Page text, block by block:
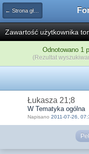
← Strona główna
Zawartość użytkownika
Odnotowano 1
(Rezultat
Łukasza 21;8
W Tematyka ogólna
Napisano 2011-07-26,